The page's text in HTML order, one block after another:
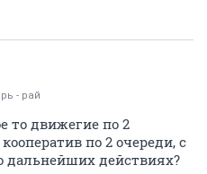
- рай
то движегие по 2
по 2 очереди, с
дальнейших действиях?